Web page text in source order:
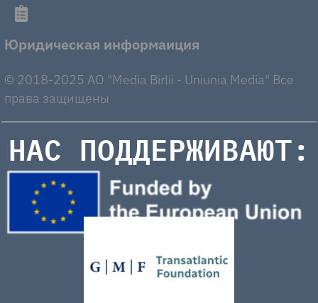
Юридическая информаиция
© 2018-2025 AO "Media Birlii - Uniunia Media" Все
права защищены
НАС ПОДДЕРЖИВАЮТ: